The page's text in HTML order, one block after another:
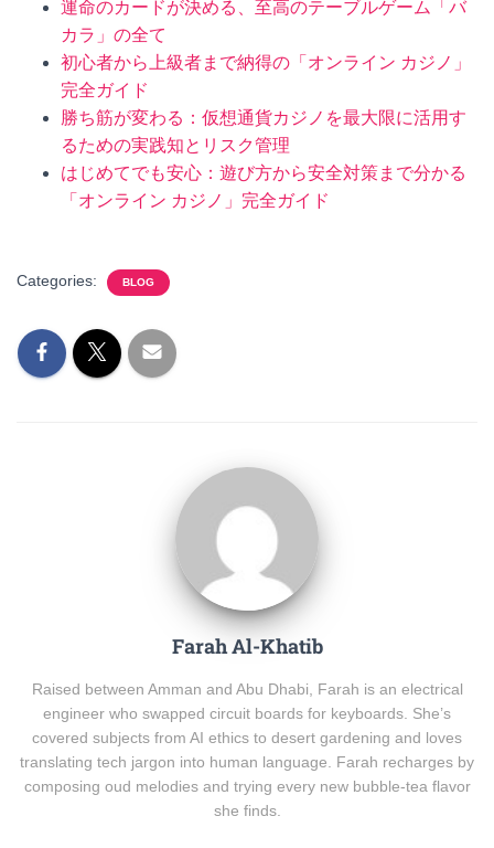
運命のカードが決める、至高のテーブルゲーム「バ
カラ」の全て
初心者から上級者まで納得の「オンライン カジノ」
完全ガイド
勝ち筋が変わる：仮想通貨カジノを最大限に活用す
るための実践知とリスク管理
はじめてでも安心：遊び方から安全対策まで分かる
「オンライン カジノ」完全ガイド
Categories: BLOG
Farah Al-Khatib
Raised between Amman and Abu Dhabi, Farah is an electrical
engineer who swapped circuit boards for keyboards. She’s
covered subjects from AI ethics to desert gardening and loves
translating tech jargon into human language. Farah recharges by
composing oud melodies and trying every new bubble-tea flavor
she finds.